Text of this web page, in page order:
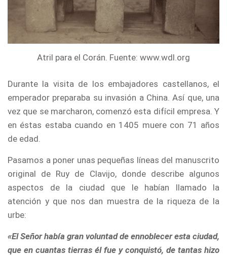
Atril para el Corán. Fuente: www.wdl.org
Durante la visita de los embajadores castellanos, el
emperador preparaba su invasión a China. Así que, una
vez que se marcharon, comenzó esta difícil empresa. Y
en éstas estaba cuando en 1405 muere con 71 años
de edad.
Pasamos a poner unas pequeñas líneas del manuscrito
original de Ruy de Clavijo, donde describe algunos
aspectos de la ciudad que le habían llamado la
atención y que nos dan muestra de la riqueza de la
urbe:
«El Señor había gran voluntad de ennoblecer esta ciudad,
que en cuantas tierras él fue y conquistó, de tantas hizo